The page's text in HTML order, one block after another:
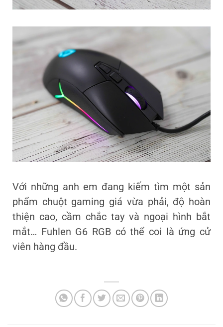
Với những anh em đang kiếm tìm một sản
phẩm chuột gaming giá vừa phải, độ hoàn
thiện cao, cầm chắc tay và ngoại hình bắt
mắt… Fuhlen G6 RGB có thể coi là ứng cử
viên hàng đầu.